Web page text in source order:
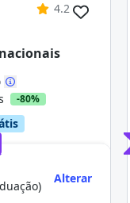
4.2
-80%
Alterar